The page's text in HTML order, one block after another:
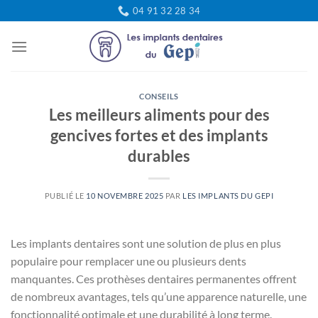
contenu
04 91 32 28 34
CONSEILS
Les meilleurs aliments pour des
gencives fortes et des implants
durables
PUBLIÉ LE 10 NOVEMBRE 2025 PAR LES IMPLANTS DU GEPI
Les implants dentaires sont une solution de plus en plus
populaire pour remplacer une ou plusieurs dents
manquantes. Ces prothèses dentaires permanentes offrent
de nombreux avantages, tels qu’une apparence naturelle, une
fonctionnalité optimale et une durabilité à long terme.